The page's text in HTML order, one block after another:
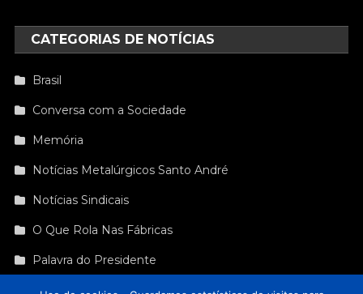
CATEGORIAS DE NOTÍCIAS
Brasil
Conversa com a Sociedade
Memória
Notícias Metalúrgicos Santo André
Notícias Sindicais
O Que Rola Nas Fábricas
Palavra do Presidente
Sindicato É Cultura